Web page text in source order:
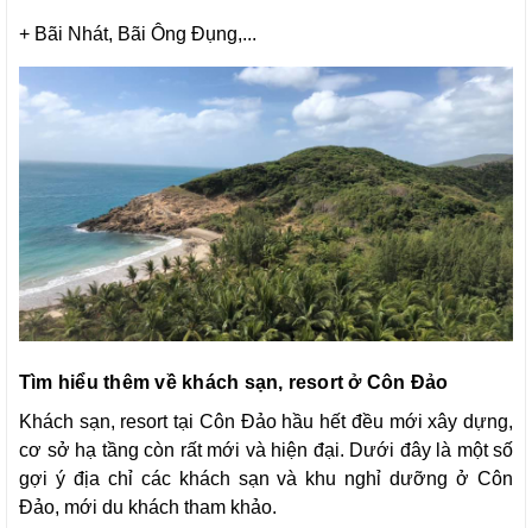
+ Bãi Nhát, Bãi Ông Đụng,...
Tìm hiểu thêm về khách sạn, resort ở Côn Đảo
Khách sạn, resort tại Côn Đảo hầu hết đều mới xây dựng,
cơ sở hạ tầng còn rất mới và hiện đại. Dưới đây là một số
gợi ý địa chỉ các khách sạn và khu nghỉ dưỡng ở Côn
Đảo, mới du khách tham khảo.